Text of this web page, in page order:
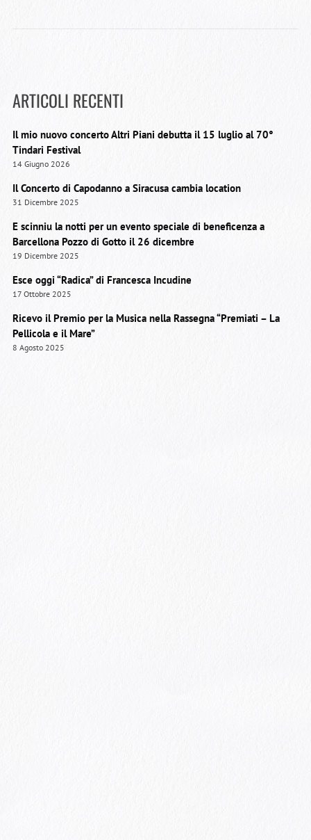
ARTICOLI RECENTI
Il mio nuovo concerto Altri Piani debutta il 15 luglio al 70°
Tindari Festival
14 Giugno 2026
Il Concerto di Capodanno a Siracusa cambia location
31 Dicembre 2025
E scinniu la notti per un evento speciale di beneficenza a
Barcellona Pozzo di Gotto il 26 dicembre
19 Dicembre 2025
Esce oggi “Radica” di Francesca Incudine
17 Ottobre 2025
Ricevo il Premio per la Musica nella Rassegna “Premiati – La
Pellicola e il Mare”
8 Agosto 2025